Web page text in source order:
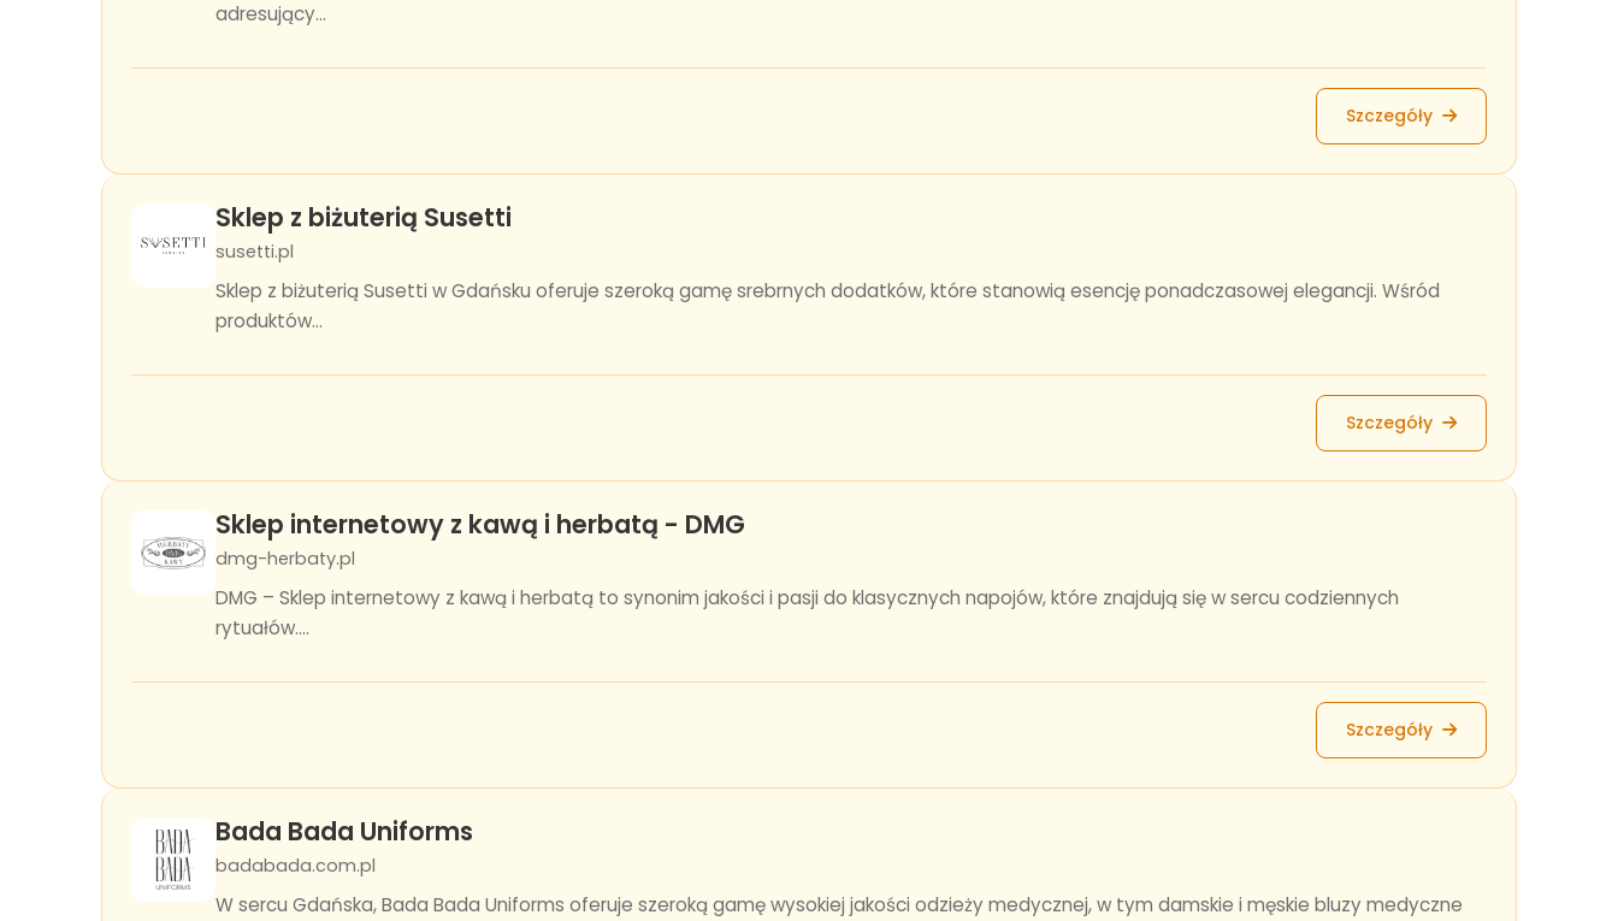
adresujący...
Szczegóły
Sklep z biżuterią Susetti
susetti.pl
Sklep z biżuterią Susetti w Gdańsku oferuje szeroką gamę srebrnych dodatków, które stanowią esencję ponadczasowej elegancji. Wśród
produktów...
Szczegóły
Sklep internetowy z kawą i herbatą - DMG
dmg-herbaty.pl
DMG – Sklep internetowy z kawą i herbatą to synonim jakości i pasji do klasycznych napojów, które znajdują się w sercu codziennych
rytuałów....
Szczegóły
Bada Bada Uniforms
badabada.com.pl
W sercu Gdańska, Bada Bada Uniforms oferuje szeroką gamę wysokiej jakości odzieży medycznej, w tym damskie i męskie bluzy medyczne